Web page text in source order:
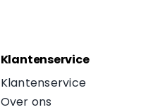
Klantenservice
Klantenservice
Over ons